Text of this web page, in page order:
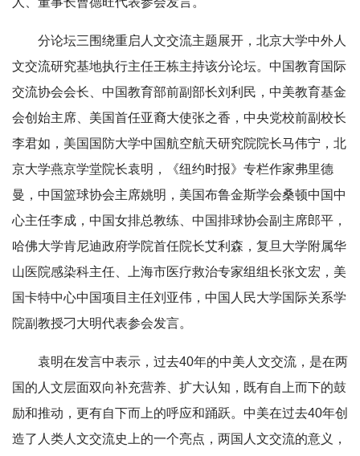
分论坛三围绕重启人文交流主题展开，北京大学中外人
文交流研究基地执行主任王栋主持该分论坛。中国教育国际
交流协会会长、中国教育部前副部长刘利民，中美教育基金
会创始主席、美国首任亚裔大使张之香，中央党校前副校长
李君如，美国国防大学中国航空航天研究院院长马伟宁，北
京大学燕京学堂院长袁明，《纽约时报》专栏作家弗里德
曼，中国篮球协会主席姚明，美国布鲁金斯学会桑顿中国中
心主任李成，中国女排总教练、中国排球协会副主席郎平，
哈佛大学肯尼迪政府学院首任院长艾利森，复旦大学附属华
山医院感染科主任、上海市医疗救治专家组组长张文宏，美
国卡特中心中国项目主任刘亚伟，中国人民大学国际关系学
院副教授刁大明代表参会发言。
袁明在发言中表示，过去40年的中美人文交流，是在两
国的人文层面双向补充营养、扩大认知，既有自上而下的鼓
励和推动，更有自下而上的呼应和踊跃。中美在过去40年创
造了人类人文交流史上的一个亮点，两国人文交流的意义，